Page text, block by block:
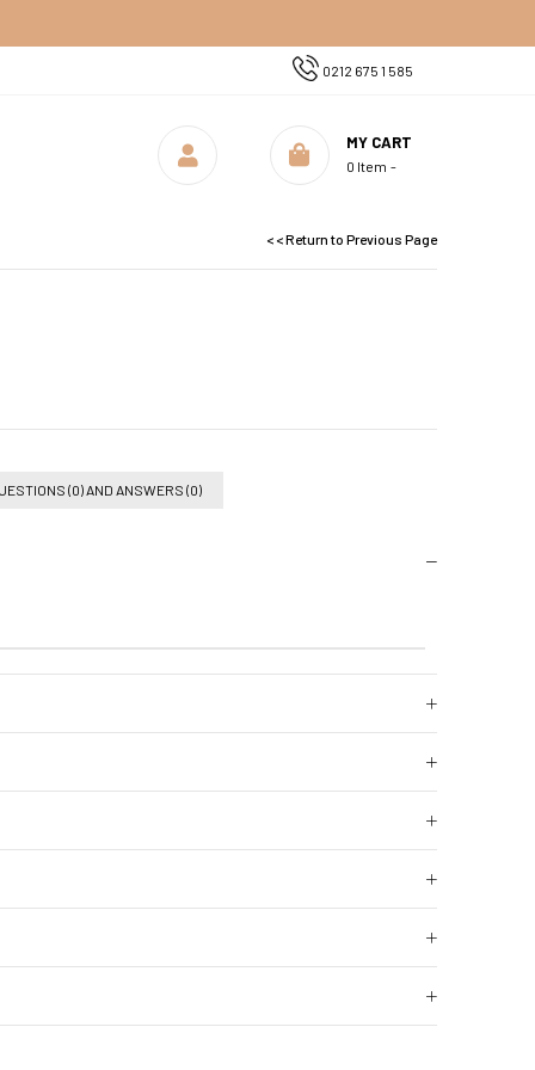
0212 675 1 585
MY CART
0 Item
< < Return to Previous Page
(0) AND ANSWERS (0)